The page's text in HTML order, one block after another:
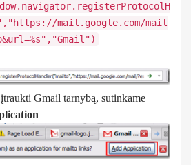
mail.google.com/mail
Gmail tarnybą, sutinkame